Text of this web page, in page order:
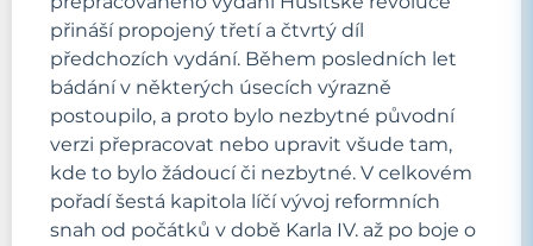
přináší propojený třetí a čtvrtý díl
předchozích vydání. Během posledních let
bádání v některých úsecích výrazně
postoupilo, a proto bylo nezbytné původní
verzi přepracovat nebo upravit všude tam,
kde to bylo žádoucí či nezbytné. V celkovém
pořadí šestá kapitola líčí vývoj reformních
snah od počátků v době Karla IV. až po boje o